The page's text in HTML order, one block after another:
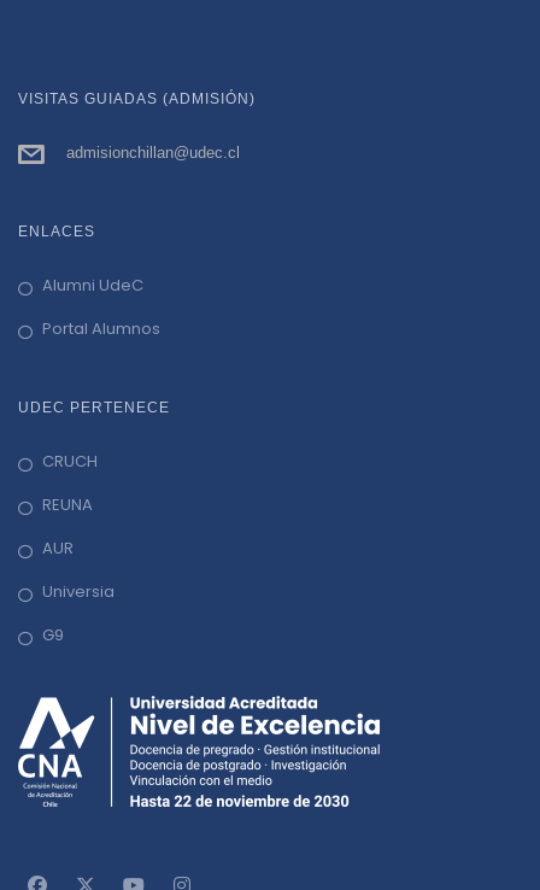
VISITAS GUIADAS (ADMISIÓN)
admisionchillan@udec.cl
ENLACES
Alumni UdeC
Portal Alumnos
UDEC PERTENECE
CRUCH
REUNA
AUR
Universia
G9